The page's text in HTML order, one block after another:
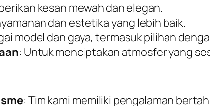
kesan mewah dan elegan.
dan estetika yang lebih baik.
model dan gaya, termasuk pilihan
: Untuk menciptakan atmosfer yang
: Tim kami memiliki pengalaman